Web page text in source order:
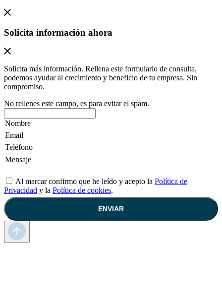
Solicita información ahora
Solicita más información. Rellena este formulario de consulta,
podemos ayudar al crecimiento y beneficio de tu empresa. Sin
compromiso.
No rellenes este campo, es para evitar el spam.
Al marcar confirmo que he leído y acepto la Política de
Privacidad y la Política de cookies.
ENVIAR